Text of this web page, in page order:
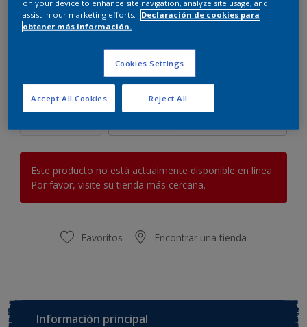
0.37 l
0.75 l
2.5 l
5 l
Cantidad Calculadora de pintura
Este producto no está actualmente disponible en línea.
Por favor, visite su tienda más cercana.
Favoritos Encontrar una tienda
Información principal
on your device to enhance site navigation, analyze site usage, and
assist in our marketing efforts.
Declaración de cookies para
obtener más información.
Cookies Settings
Reject All
Accept All Cookies